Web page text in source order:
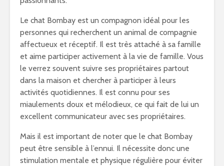
Le chat Bombay est un compagnon idéal pour les
personnes qui recherchent un animal de compagnie
affectueux et réceptif. Il est très attaché à sa famille
et aime participer activement à la vie de famille. Vous
le verrez souvent suivre ses propriétaires partout
dans la maison et chercher à participer à leurs
activités quotidiennes. Il est connu pour ses
miaulements doux et mélodieux, ce qui fait de lui un
excellent communicateur avec ses propriétaires.
Mais il est important de noter que le chat Bombay
peut être sensible à l’ennui. Il nécessite donc une
stimulation mentale et physique régulière pour éviter